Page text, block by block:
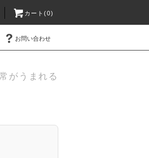
カート(0)
お問い合わせ
がうまれる